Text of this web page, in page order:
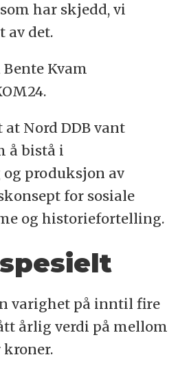
har skjedd, vi
av det.
Kvam
Nord DDB vant
å bistå i
produksjon av
for sosiale
og historiefortelling.
varighet på inntil fire
årlig verdi på mellom